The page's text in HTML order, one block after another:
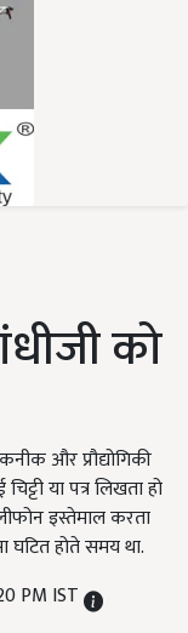
को
और प्रौद्योगिकी
या पत्र लिखता हो
इस्तेमाल करता
होते समय था.
PM IST